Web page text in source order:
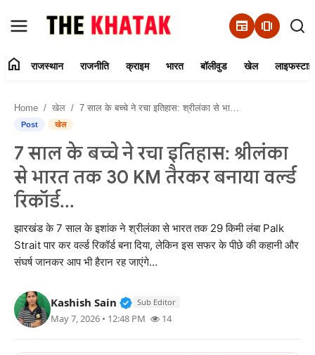
newspaper amp_stories
Contact Us
राजस्थान
राजनीति
क्राइम
भारत
बॉलीवुड
खेल
home राजस्थान राजनीति क्राइम भारत बॉलीवुड खेल
Home खेल 7 साल के बच्चे ने रचा इतिहास: श्रीलंका से भारत तक 30 KM तैरकर बनाया वर्ल्ड रिकॉर्ड...
Post खेल
7 साल के बच्चे ने रचा इतिहास: श्रीलंका
से भारत तक 30 KM तैरकर बनाया वर्ल्ड
रिकॉर्ड...
झारखंड के 7 साल के इशांक ने श्रीलंका से भारत तक 29 किमी लंबा Palk
Strait पार कर वर्ल्ड रिकॉर्ड बना दिया, लेकिन इस सफर के पीछे की कहानी और
संघर्ष जानकर आप भी हैरान रह जाएंगे…
Kashish Sain Verified Public Figure • 11 Jun,
Sub Editor
May 7, 2026 • 12:48 PM 14